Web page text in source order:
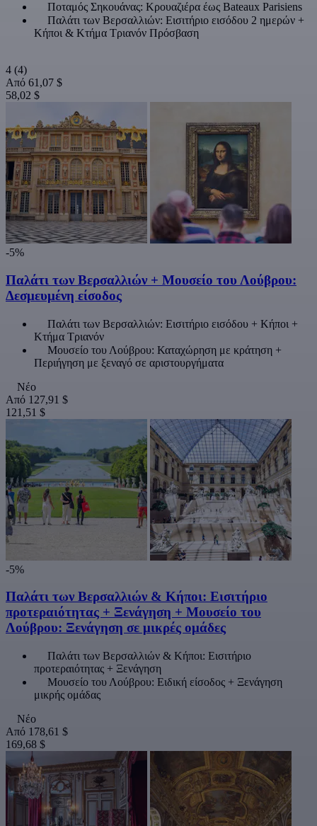
Ποταμός Σηκουάνας: Κρουαζιέρα έως Bateaux Parisiens
Παλάτι των Βερσαλλιών: Εισιτήριο εισόδου 2 ημερών +
Κήποι & Κτήμα Τριανόν Πρόσβαση
4 (4)
Από 61,07 $
58,02 $
-5%
Παλάτι των Βερσαλλιών + Μουσείο του Λούβρου:
Δεσμευμένη είσοδος
Παλάτι των Βερσαλλιών: Εισιτήριο εισόδου + Κήποι +
Κτήμα Τριανόν
Μουσείο του Λούβρου: Καταχώρηση με κράτηση +
Περιήγηση με ξεναγό σε αριστουργήματα
Νέο
Από 127,91 $
121,51 $
-5%
Παλάτι των Βερσαλλιών & Κήποι: Εισιτήριο
προτεραιότητας + Ξενάγηση + Μουσείο του
Λούβρου: Ξενάγηση σε μικρές ομάδες
Παλάτι των Βερσαλλιών & Κήποι: Εισιτήριο
προτεραιότητας + Ξενάγηση
Μουσείο του Λούβρου: Ειδική είσοδος + Ξενάγηση
μικρής ομάδας
Νέο
Από 178,61 $
169,68 $